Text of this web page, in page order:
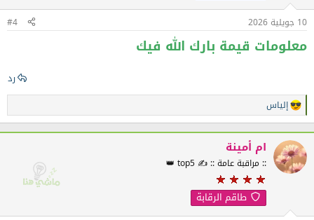
10 جويلية 2026 #4
معلومات قيمة بارك الله فيك
رد
ا
ل
ت
ف
ا
ع
إلياس
ام أمينة
:: مراقبة عامة :: ✍️ top5 👑
طاقم الرقابة